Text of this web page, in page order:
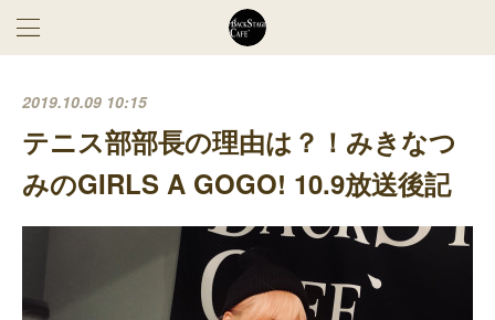
2019.10.09 10:15
テニス部部長の理由は？！みきなつ
みのGIRLS A GOGO! 10.9放送後記